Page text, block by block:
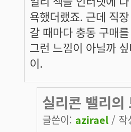
욕했더랬죠. 근데 직
갈 때마다 충동 구매
그런 느낌이 아닐까
이.
실리콘 밸리의
글쓴이: azirael / 작